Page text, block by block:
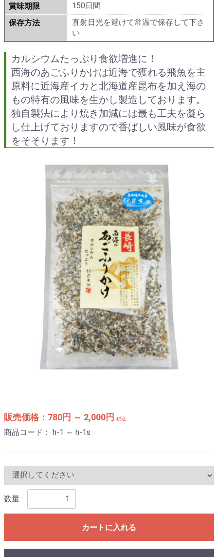
賞味期限
150日間
保存方法
直射日光を避けて常温で保存して下さ
い
カルシウムたっぷり食欲増進に！
西海のあごふりかけは近海で獲れる飛魚を主
原料に近海産イカと北海道産昆布を加え海の
もの特有の風味を生かし製造しております。
独自製法により焼き加減には最も工夫を凝ら
し仕上げておりますので香ばしい風味が食欲
をそそります！
販売価格： 780円 ～ 2,000円 税込
商品コード： h-1 ～ h-1s
数量
カートに入れる